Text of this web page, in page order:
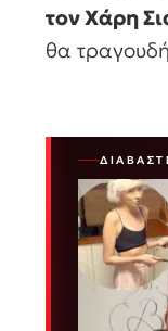
τον Χάρη
θα